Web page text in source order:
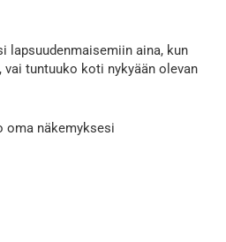
lapsuudenmaisemiin aina, kun
tuntuuko koti nykyään olevan
oma näkemyksesi